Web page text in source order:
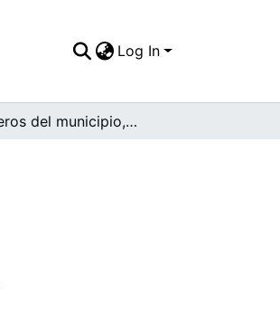
Log In
Bomberos del municipio, 1970